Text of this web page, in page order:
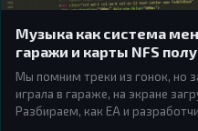
Музыка как система
гаражи и карты NFS
саундтреки
Мы помним треки из гонок, но
играла в гараже, на экране
Разбираем, как EA и